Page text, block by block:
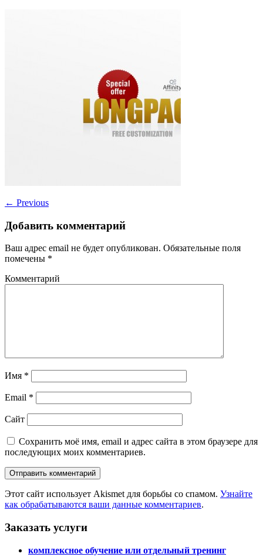
← Previous
Добавить комментарий
Ваш адрес email не будет опубликован. Обязательные поля
помечены *
Комментарий
Имя *
Email *
Сайт
Сохранить моё имя, email и адрес сайта в этом браузере для
последующих моих комментариев.
Этот сайт использует Akismet для борьбы со спамом. Узнайте
как обрабатываются ваши данные комментариев.
Заказать услуги
комплексное обучение или отдельный тренинг